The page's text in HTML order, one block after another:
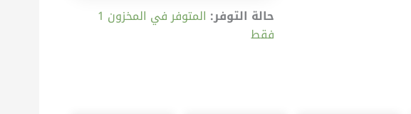
حالة التوفر:
المتوفر في المخزون 1
فقط